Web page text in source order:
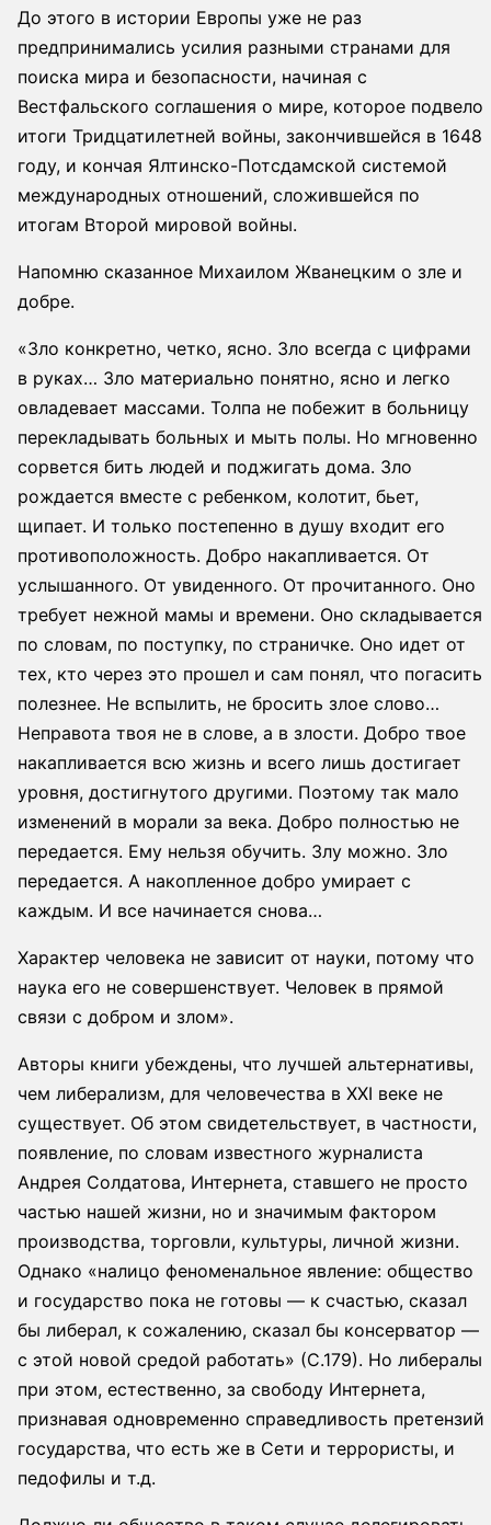
До этого в истории Европы уже не раз
предпринимались усилия разными странами для
поиска мира и безопасности, начиная с
Вестфальского соглашения о мире, которое подвело
итоги Тридцатилетней войны, закончившейся в 1648
году, и кончая Ялтинско-Потсдамской системой
международных отношений, сложившейся по
итогам Второй мировой войны.
Напомню сказанное Михаилом Жванецким о зле и
добре.
«Зло конкретно, четко, ясно. Зло всегда с цифрами
в руках… Зло материально понятно, ясно и легко
овладевает массами. Толпа не побежит в больницу
перекладывать больных и мыть полы. Но мгновенно
сорвется бить людей и поджигать дома. Зло
рождается вместе с ребенком, колотит, бьет,
щипает. И только постепенно в душу входит его
противоположность. Добро накапливается. От
услышанного. От увиденного. От прочитанного. Оно
требует нежной мамы и времени. Оно складывается
по словам, по поступку, по страничке. Оно идет от
тех, кто через это прошел и сам понял, что погасить
полезнее. Не вспылить, не бросить злое слово…
Неправота твоя не в слове, а в злости. Добро твое
накапливается всю жизнь и всего лишь достигает
уровня, достигнутого другими. Поэтому так мало
изменений в морали за века. Добро полностью не
передается. Ему нельзя обучить. Злу можно. Зло
передается. А накопленное добро умирает с
каждым. И все начинается снова…
Характер человека не зависит от науки, потому что
наука его не совершенствует. Человек в прямой
связи с добром и злом».
Авторы книги убеждены, что лучшей альтернативы,
чем либерализм, для человечества в XXI веке не
существует. Об этом свидетельствует, в частности,
появление, по словам известного журналиста
Андрея Солдатова, Интернета, ставшего не просто
частью нашей жизни, но и значимым фактором
производства, торговли, культуры, личной жизни.
Однако «налицо феноменальное явление: общество
и государство пока не готовы — к счастью, сказал
бы либерал, к сожалению, сказал бы консерватор —
с этой новой средой работать» (С.179). Но либералы
при этом, естественно, за свободу Интернета,
признавая одновременно справедливость претензий
государства, что есть же в Сети и террористы, и
педофилы и т.д.